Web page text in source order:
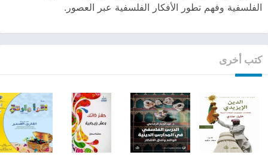
الفلسفية وفهم تطور الأفكار الفلسفية عبر العصور.
كتب أخرى